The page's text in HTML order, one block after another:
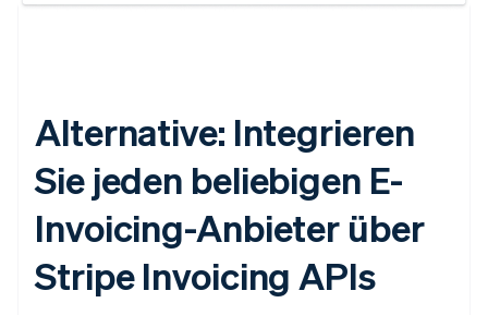
Alternative: Integrieren
Sie jeden beliebigen E-
Invoicing-Anbieter über
Stripe Invoicing APIs
Belgien
Nederlands FrançaisDeutsch English
Brasilien
PortuguêsEnglish
Bulgarien
English
Dänemark
English
Deutschland